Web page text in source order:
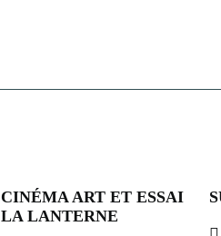
CINÉMA ART ET ESSAI
LA LANTERNE